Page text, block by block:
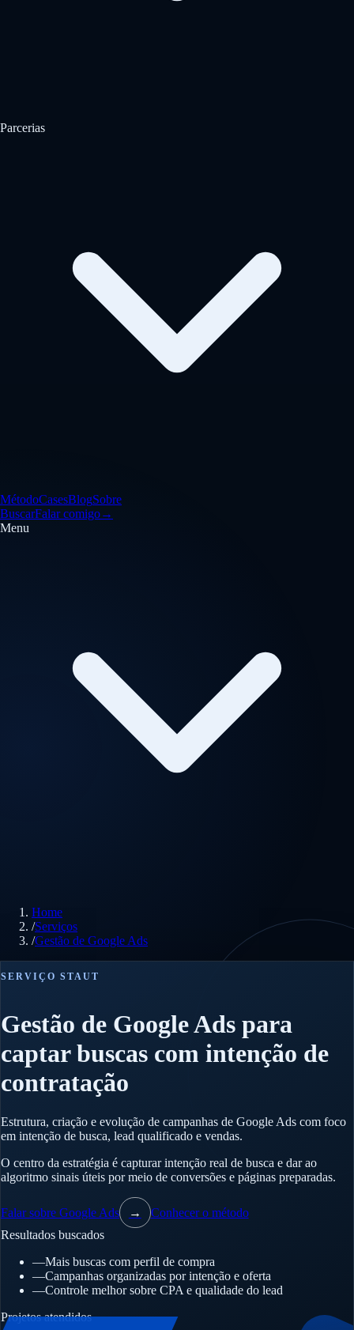
Parcerias
MétodoCasesBlogSobre
BuscarFalar comigo→
Menu
Home
/Serviços
/Gestão de Google Ads
SERVIÇO STAUT
Gestão de Google Ads para
captar buscas com intenção de
contratação
Estrutura, criação e evolução de campanhas de Google Ads com foco
em intenção de busca, lead qualificado e vendas.
O centro da estratégia é capturar intenção real de busca e dar ao
algoritmo sinais úteis por meio de conversões e páginas preparadas.
Falar sobre Google Ads →
Conhecer o método
Resultados buscados
—Mais buscas com perfil de compra
—Campanhas organizadas por intenção e oferta
—Controle melhor sobre CPA e qualidade do lead
Projetos atendidos